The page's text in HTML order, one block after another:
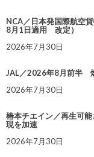
NCA／日本発国際航空
8月1日適用 改定）
2026年7月30日
JAL／2026年8月前半
2026年7月30日
椿本チエイン／再生可
現を加速
2026年7月30日